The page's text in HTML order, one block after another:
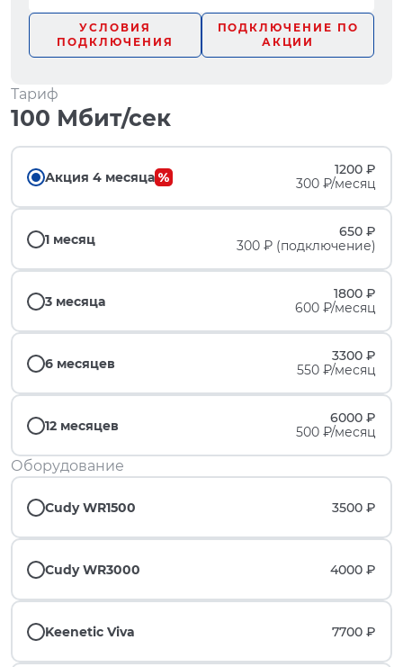
УСЛОВИЯ
ПОДКЛЮЧЕНИЯ
ПОДКЛЮЧЕНИЕ ПО
АКЦИИ
Тариф
100 Мбит/сек
Акция 4 месяца
1200 ₽
300 ₽/месяц
1 месяц
650 ₽
300 ₽ (подключение)
3 месяца
1800 ₽
600 ₽/месяц
6 месяцев
3300 ₽
550 ₽/месяц
12 месяцев
6000 ₽
500 ₽/месяц
Оборудование
Cudy WR1500 3500 ₽
Cudy WR3000 4000 ₽
Keenetic Viva 7700 ₽